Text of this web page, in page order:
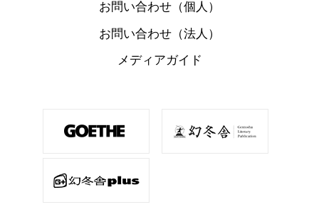
お問い合わせ（個人）
お問い合わせ（法人）
メディアガイド